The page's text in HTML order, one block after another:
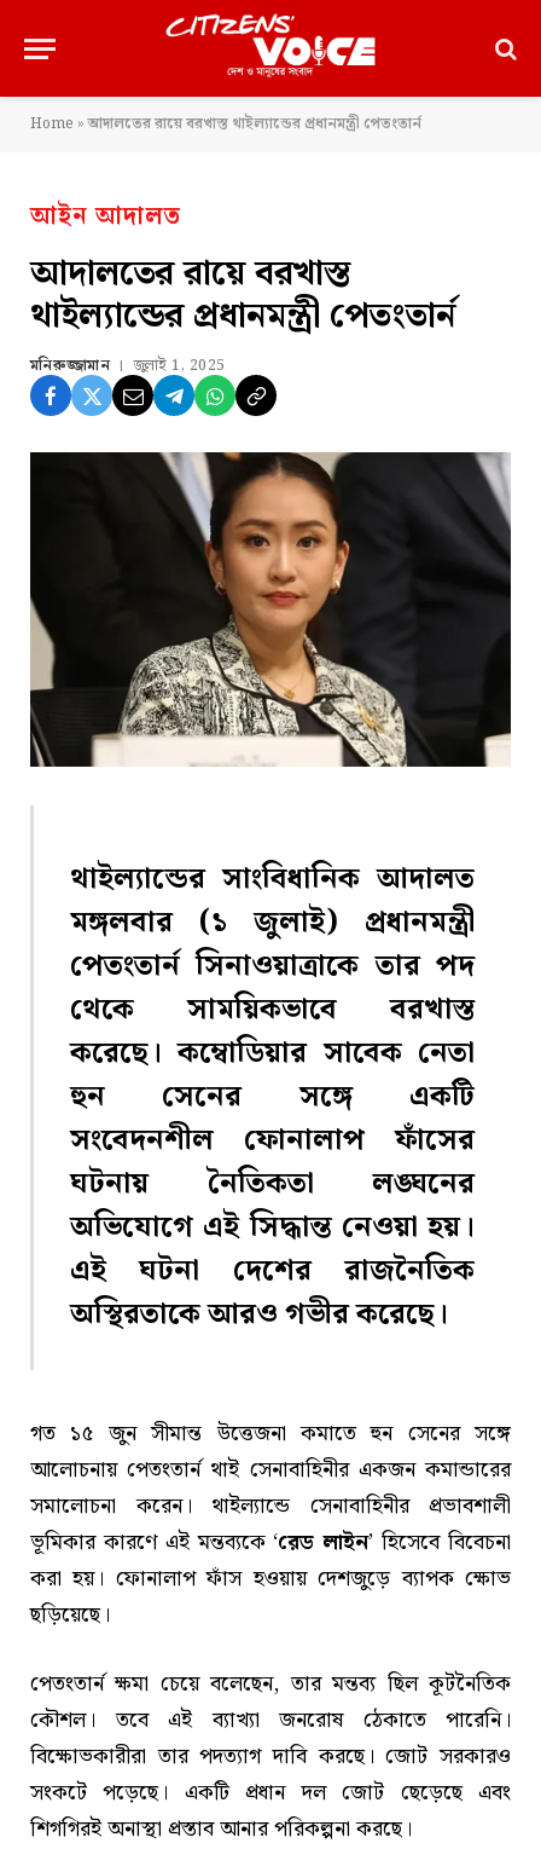
Home »আদালতের রায়ে বরখাস্ত থাইল্যান্ডের প্রধানমন্ত্রী পেতংতার্ন
আইন আদালত
আদালতের রায়ে বরখাস্ত
থাইল্যান্ডের প্রধানমন্ত্রী পেতংতার্ন
মনিরুজ্জামান জুলাই 1, 2025
থাইল্যান্ডের সাংবিধানিক আদালত
মঙ্গলবার (১ জুলাই) প্রধানমন্ত্রী
পেতংতার্ন সিনাওয়াত্রাকে তার পদ
থেকে সাময়িকভাবে বরখাস্ত
করেছে। কম্বোডিয়ার সাবেক নেতা
হুন সেনের সঙ্গে একটি
সংবেদনশীল ফোনালাপ ফাঁসের
ঘটনায় নৈতিকতা লঙ্ঘনের
অভিযোগে এই সিদ্ধান্ত নেওয়া হয়।
এই ঘটনা দেশের রাজনৈতিক
অস্থিরতাকে আরও গভীর করেছে।
গত ১৫ জুন সীমান্ত উত্তেজনা কমাতে হুন সেনের সঙ্গে
আলোচনায় পেতংতার্ন থাই সেনাবাহিনীর একজন কমান্ডারের
সমালোচনা করেন। থাইল্যান্ডে সেনাবাহিনীর প্রভাবশালী
ভূমিকার কারণে এই মন্তব্যকে ‘রেড লাইন’ হিসেবে বিবেচনা
করা হয়। ফোনালাপ ফাঁস হওয়ায় দেশজুড়ে ব্যাপক ক্ষোভ
ছড়িয়েছে।
পেতংতার্ন ক্ষমা চেয়ে বলেছেন, তার মন্তব্য ছিল কূটনৈতিক
কৌশল। তবে এই ব্যাখ্যা জনরোষ ঠেকাতে পারেনি।
বিক্ষোভকারীরা তার পদত্যাগ দাবি করছে। জোট সরকারও
সংকটে পড়েছে। একটি প্রধান দল জোট ছেড়েছে এবং
শিগগিরই অনাস্থা প্রস্তাব আনার পরিকল্পনা করছে।